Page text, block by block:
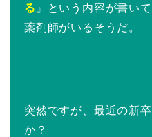
る 』という内容が書い
薬剤師がいるそうだ。
突然ですが、最近の新
か？